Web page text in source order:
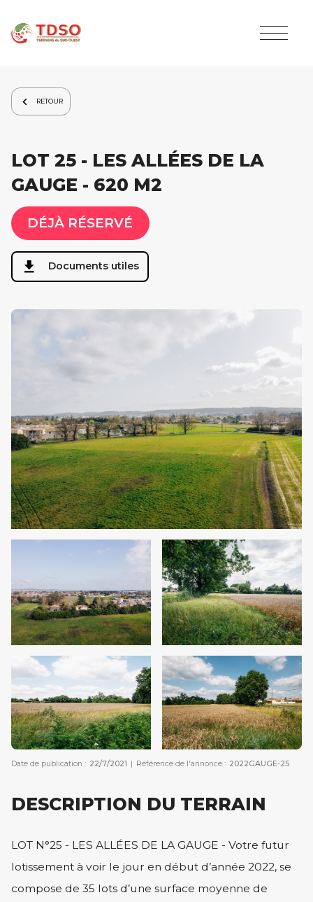
RETOUR
LOT 25 - LES ALLÉES DE LA
GAUGE - 620 M2
DÉJÀ RÉSERVÉ
Documents utiles
Date de publication : 22/7/2021 | Référence de l'annonce : 2022GAUGE-25
DESCRIPTION DU TERRAIN
LOT N°25 - LES ALLÉES DE LA GAUGE - Votre futur
lotissement à voir le jour en début d’année 2022, se
compose de 35 lots d’une surface moyenne de